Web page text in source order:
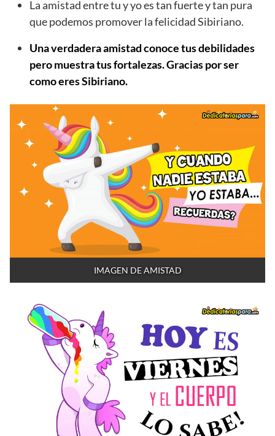
La amistad entre tu y yo es tan fuerte y tan pura
que podemos promover la felicidad Sibiriano.
Una verdadera amistad conoce tus debilidades
pero muestra tus fortalezas. Gracias por ser
como eres Sibiriano.
IMAGEN DE AMISTAD